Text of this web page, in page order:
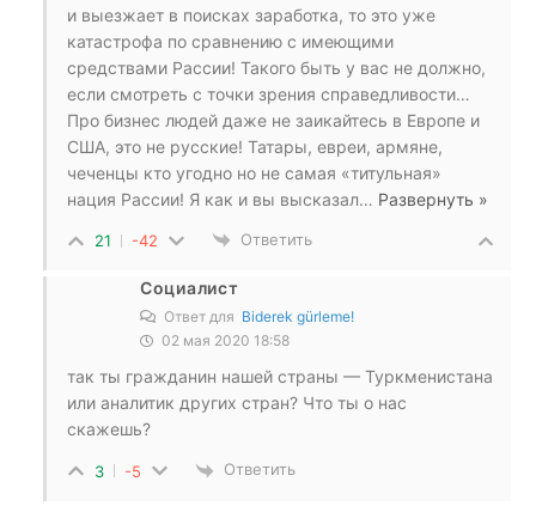
и выезжает в поисках заработка, то это уже
катастрофа по сравнению с имеющими
средствами Рассии! Такого быть у вас не должно,
если смотреть с точки зрения справедливости…
Про бизнес людей даже не заикайтесь в Европе и
США, это не русские! Татары, евреи, армяне,
чеченцы кто угодно но не самая «титульная»
нация Рассии! Я как и вы высказал… Развернуть »
21 -42 Ответить
Социалист
Ответ для Biderek gürleme!
02 мая 2020 18:58
так ты гражданин нашей страны — Туркменистана
или аналитик других стран? Что ты о нас
скажешь?
3 -5 Ответить